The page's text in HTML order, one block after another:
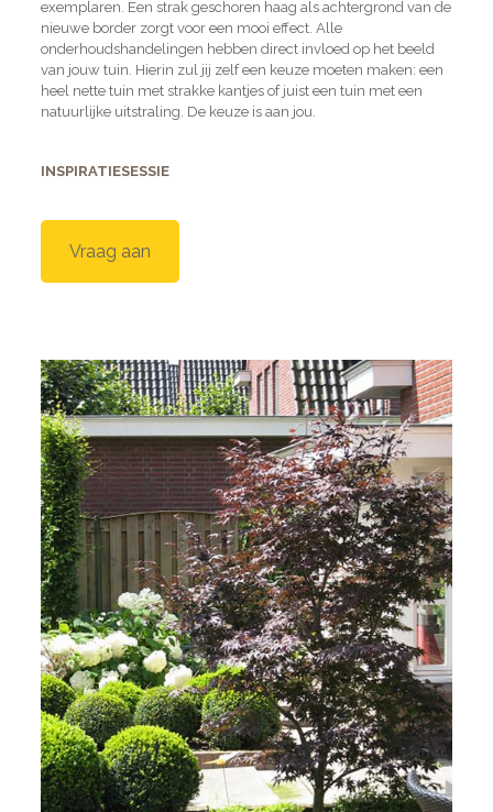
exemplaren. Een strak geschoren haag als achtergrond van de
nieuwe border zorgt voor een mooi effect. Alle
onderhoudshandelingen hebben direct invloed op het beeld
van jouw tuin. Hierin zul jij zelf een keuze moeten maken: een
heel nette tuin met strakke kantjes of juist een tuin met een
natuurlijke uitstraling. De keuze is aan jou.
INSPIRATIESESSIE
Vraag aan